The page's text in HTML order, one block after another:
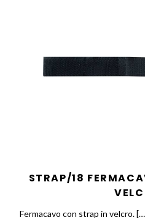
STRAP/18
Fermacavo con strap in velcro.